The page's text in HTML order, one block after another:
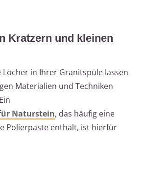
Kratzern und kleinen
in Ihrer Granitspüle lassen
Materialien und Techniken
Naturstein, das häufig eine
Polierpaste enthält, ist hierfür